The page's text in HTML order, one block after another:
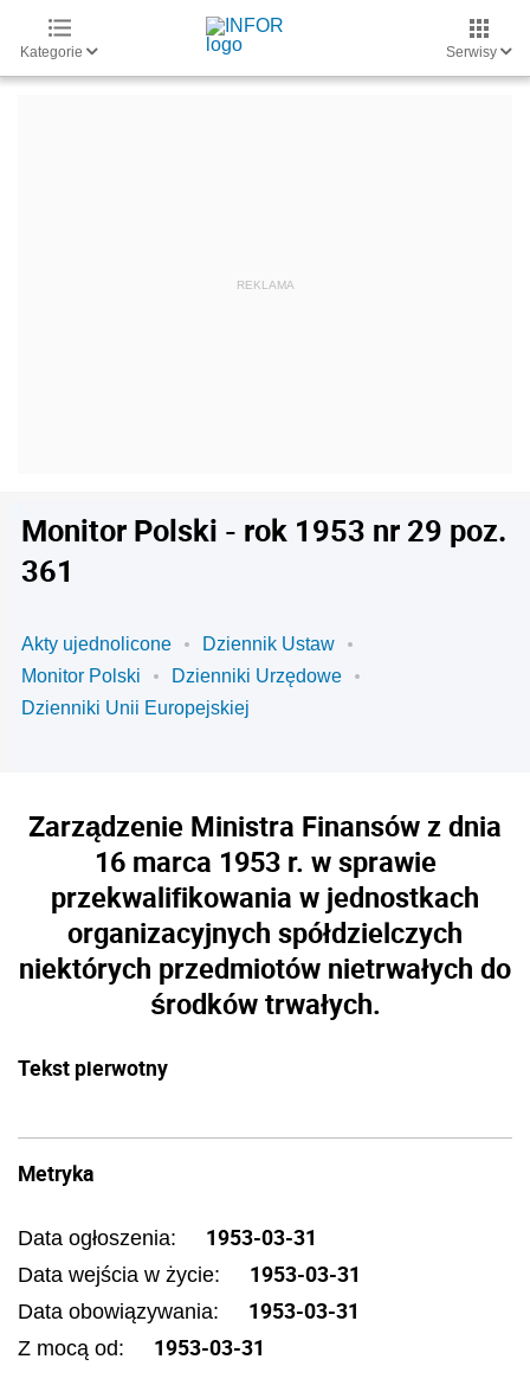
Kategorie Serwisy
Monitor Polski - rok 1953 nr 29 poz.
361
Akty ujednolicone
Dziennik Ustaw
Monitor Polski
Dzienniki Urzędowe
Dzienniki Unii Europejskiej
Zarządzenie Ministra Finansów z dnia
16 marca 1953 r. w sprawie
przekwalifikowania w jednostkach
organizacyjnych spółdzielczych
niektórych przedmiotów nietrwałych do
środków trwałych.
Tekst pierwotny
Metryka
Data ogłoszenia: 1953-03-31
Data wejścia w życie: 1953-03-31
Data obowiązywania: 1953-03-31
Z mocą od: 1953-03-31